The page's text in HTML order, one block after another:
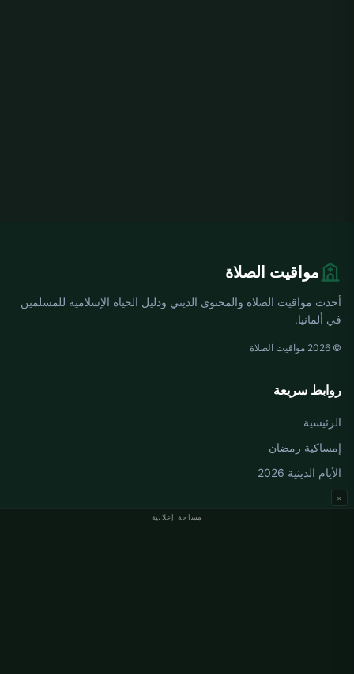
مساحة إعلانية
×
مواقيت الصلاة
أحدث مواقيت الصلاة والمحتوى الديني ودليل الحياة الإسلامية للمسلمين
في ألمانيا.
© 2026 مواقيت الصلاة
روابط سريعة
الرئيسية
إمساكية رمضان
الأيام الدينية 2026